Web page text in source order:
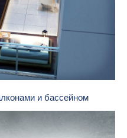
и бассейном